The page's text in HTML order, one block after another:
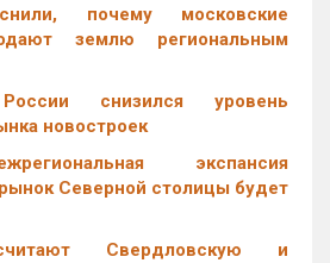
почему московские
землю региональным
снизился уровень
новостроек
экспансия
Северной столицы будет
Свердловскую и